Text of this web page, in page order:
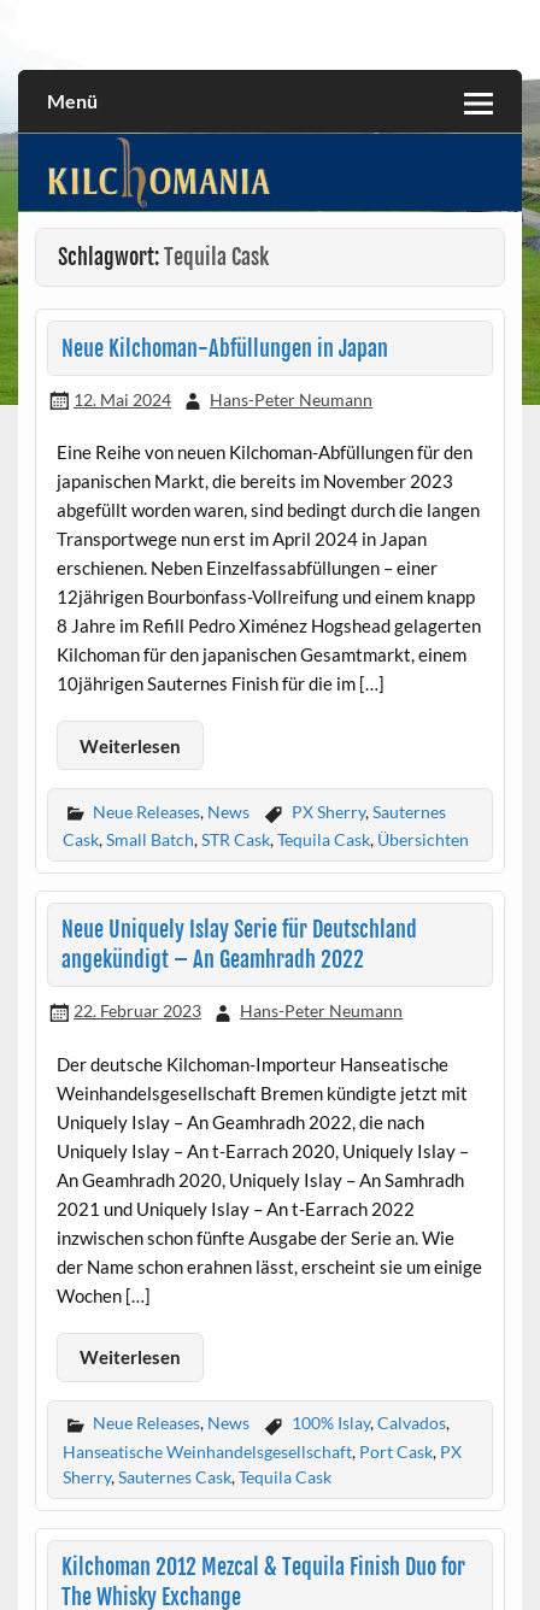
Menü
Schlagwort:Tequila Cask
Neue Kilchoman-Abfüllungen in Japan
12. Mai 2024 Hans-Peter Neumann
Eine Reihe von neuen Kilchoman-Abfüllungen für den
japanischen Markt, die bereits im November 2023
abgefüllt worden waren, sind bedingt durch die langen
Transportwege nun erst im April 2024 in Japan
erschienen. Neben Einzelfassabfüllungen – einer
12jährigen Bourbonfass-Vollreifung und einem knapp
8 Jahre im Refill Pedro Ximénez Hogshead gelagerten
Kilchoman für den japanischen Gesamtmarkt, einem
10jährigen Sauternes Finish für die im […]
Weiterlesen
Neue Releases, News PX Sherry,Sauternes
Cask,Small Batch,STR Cask,Tequila Cask, Übersichten
Neue Uniquely Islay Serie für Deutschland
angekündigt – An Geamhradh 2022
22. Februar 2023 Hans-Peter Neumann
Der deutsche Kilchoman-Importeur Hanseatische
Weinhandelsgesellschaft Bremen kündigte jetzt mit
Uniquely Islay – An Geamhradh 2022, die nach
Uniquely Islay – An t-Earrach 2020, Uniquely Islay –
An Geamhradh 2020, Uniquely Islay – An Samhradh
2021 und Uniquely Islay – An t-Earrach 2022
inzwischen schon fünfte Ausgabe der Serie an. Wie
der Name schon erahnen lässt, erscheint sie um einige
Wochen […]
Weiterlesen
Neue Releases, News 100% Islay,Calvados,
Hanseatische Weinhandelsgesellschaft, Port Cask, PX
Sherry,Sauternes Cask,Tequila Cask
Kilchoman 2012 Mezcal & Tequila Finish Duo for
The Whisky Exchange